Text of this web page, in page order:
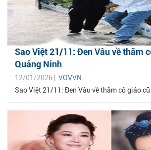
Sao Việt 21/11: Đen Vâu về thăm
Quảng Ninh
12/01/2026 | VOVVN
Sao Việt 21/11: Đen Vâu về thăm cô giáo